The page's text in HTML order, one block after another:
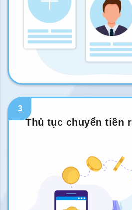
3
Thủ tục chuyển tiền